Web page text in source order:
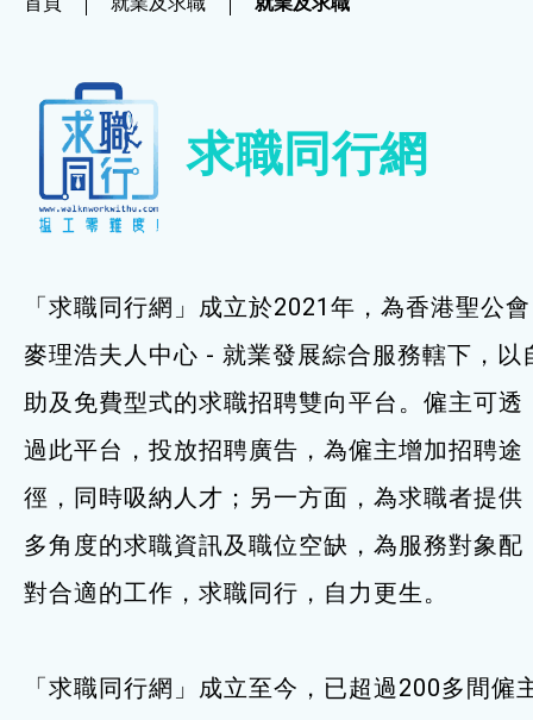
就業及求職
就業及求職
最新資訊 / 招聘會
僱主及企業服務
特別服務項目
最新消息
服務單位及聯絡
求職同行網
「求職同行網」成立於2021年，為香港聖公會
麥理浩夫人中心 - 就業發展綜合服務轄下，以
助及免費型式的求職招聘雙向平台。僱主可透
過此平台，投放招聘廣告，為僱主增加招聘途
徑，同時吸納人才；另一方面，為求職者提供
多角度的求職資訊及職位空缺，為服務對象配
對合適的工作，求職同行，自力更生。
「求職同行網」成立至今，已超過200多間僱